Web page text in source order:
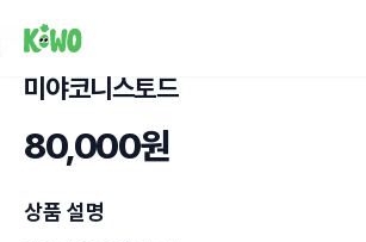
미야코니스토드
80,000원
상품 설명